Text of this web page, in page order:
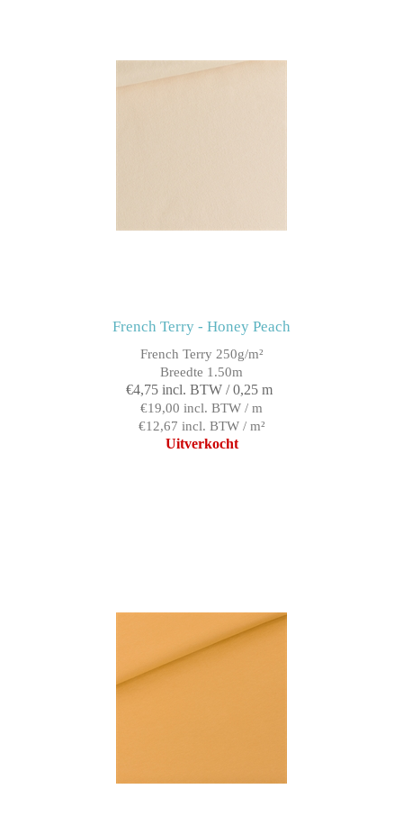
French Terry - Honey Peach
French Terry 250g/m²
Breedte 1.50m
€4,75 incl. BTW / 0,25 m
€19,00 incl. BTW / m
€12,67 incl. BTW / m²
Uitverkocht